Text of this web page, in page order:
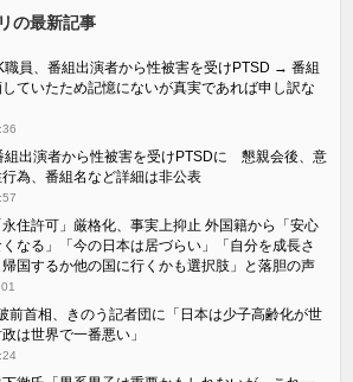
の最新記事
職員、番組出演者から性被害を受けPTSD → 番組
ていたため記憶にないが真実であれば申し訳な
組出演者から性被害を受けPTSDに 懇親会後、意
為、番組名など詳細は非公表
住許可」厳格化、事実上抑止 外国籍から「安心
なる」「今の日本は居づらい」「自分を成長さ
国するか他の国に行くかも選択肢」と落胆の声
破前首相、きのう記者団に「日本は少子高齢化が世
は世界で一番悪い」